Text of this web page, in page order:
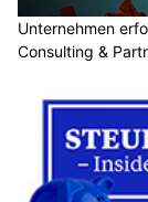
Unternehmen
Consulting &